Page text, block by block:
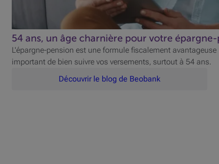
54 ans, un âge charnière pour votre
L'épargne-pension est une formule fiscalement
important de bien suivre vos versements, surtout à 54 ans.
Découvrir le blog de Beobank